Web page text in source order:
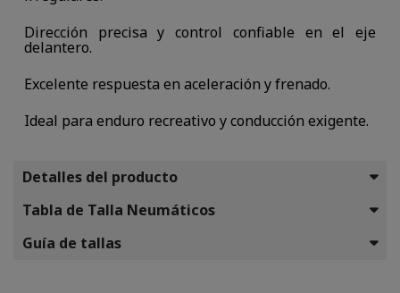
Dirección precisa y control confiable en el eje
delantero.
Excelente respuesta en aceleración y frenado.
Ideal para enduro recreativo y conducción exigente.
Detalles del producto
Tabla de Talla Neumáticos
Guía de tallas